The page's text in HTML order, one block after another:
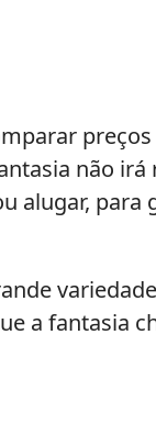
não
alugar, para
a fantasia